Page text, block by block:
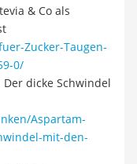
& Co als
Zucker-Taugen-
0/
Der dicke Schwindel
Aspartam-
mit-den-